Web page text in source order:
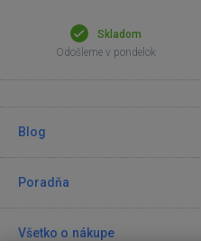
Skladom
Odošleme v pondelok
Blog
Poradňa
Všetko o nákupe